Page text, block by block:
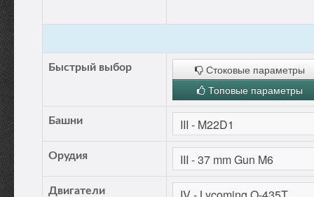
Быстрый выбор
Стоковые параметры
Топовые параметры
Башни
Орудия
Двигатели